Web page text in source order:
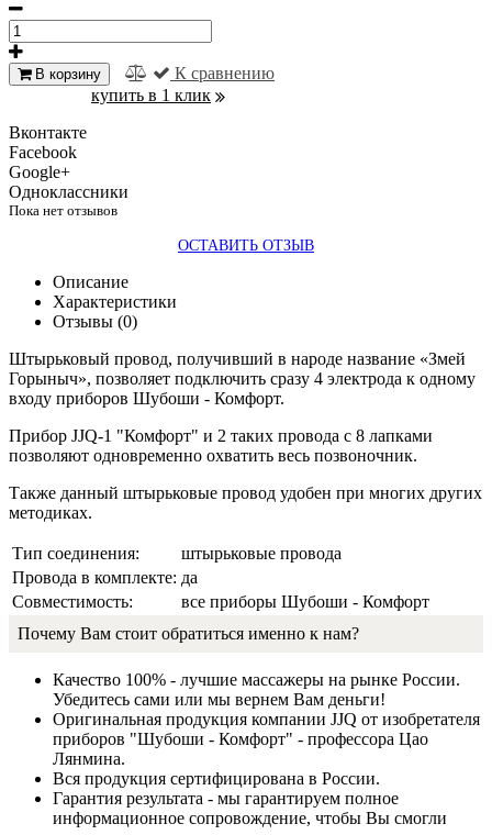
В корзину
К сравнению
купить в 1 клик
Вконтакте
Facebook
Google+
Одноклассники
Пока нет отзывов
ОСТАВИТЬ ОТЗЫВ
Описание
Характеристики
Отзывы (0)
Штырьковый провод, получивший в народе название «Змей
Горыныч», позволяет подключить сразу 4 электрода к одному
входу приборов Шубоши - Комфорт.
Прибор JJQ-1 "Комфорт" и 2 таких провода с 8 лапками
позволяют одновременно охватить весь позвоночник.
Также данный штырьковые провод удобен при многих других
методиках.
Тип соединения:
штырьковые провода
Провода в комплекте: да
Совместимость:
все приборы Шубоши - Комфорт
Почему Вам стоит обратиться именно к нам?
Качество 100% - лучшие массажеры на рынке России.
Убедитесь сами или мы вернем Вам деньги!
Оригинальная продукция компании JJQ от изобретателя
приборов "Шубоши - Комфорт" - профессора Цао
Лянмина.
Вся продукция сертифицирована в России.
Гарантия результата - мы гарантируем полное
информационное сопровождение, чтобы Вы смогли